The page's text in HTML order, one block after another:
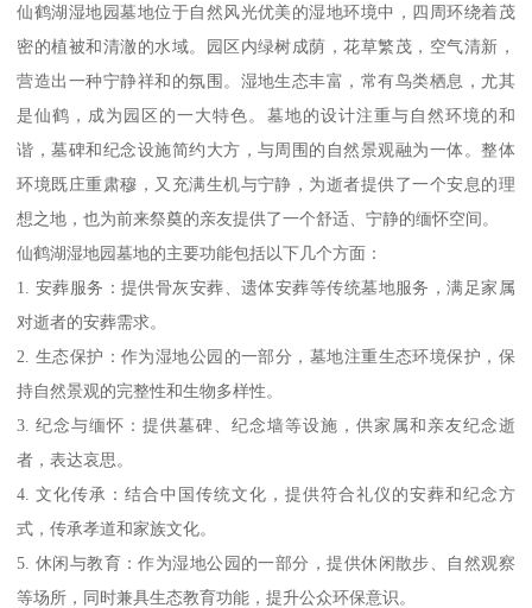
仙鹤湖湿地园墓地位于自然风光优美的湿地环境中，四周环绕着茂
密的植被和清澈的水域。园区内绿树成荫，花草繁茂，空气清新，
营造出一种宁静祥和的氛围。湿地生态丰富，常有鸟类栖息，尤其
是仙鹤，成为园区的一大特色。墓地的设计注重与自然环境的和
谐，墓碑和纪念设施简约大方，与周围的自然景观融为一体。整体
环境既庄重肃穆，又充满生机与宁静，为逝者提供了一个安息的理
想之地，也为前来祭奠的亲友提供了一个舒适、宁静的缅怀空间。
仙鹤湖湿地园墓地的主要功能包括以下几个方面：
1. 安葬服务：提供骨灰安葬、遗体安葬等传统墓地服务，满足家属
对逝者的安葬需求。
2. 生态保护：作为湿地公园的一部分，墓地注重生态环境保护，保
持自然景观的完整性和生物多样性。
3. 纪念与缅怀：提供墓碑、纪念墙等设施，供家属和亲友纪念逝
者，表达哀思。
4. 文化传承：结合中国传统文化，提供符合礼仪的安葬和纪念方
式，传承孝道和家族文化。
5. 休闲与教育：作为湿地公园的一部分，提供休闲散步、自然观察
等场所，同时兼具生态教育功能，提升公众环保意识。